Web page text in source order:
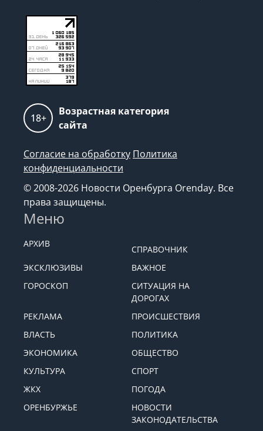
18+
Возрастная категория
сайта
Согласие на обработку Политика
конфиденциальности
© 2008-2026 Новости Оренбурга Orenday. Все
права защищены.
Меню
АРХИВ
СПРАВОЧНИК
ЭКСКЛЮЗИВЫ
ВАЖНОЕ
ГОРОСКОП
СИТУАЦИЯ НА
ДОРОГАХ
РЕКЛАМА
ПРОИСШЕСТВИЯ
ВЛАСТЬ
ПОЛИТИКА
ЭКОНОМИКА
ОБЩЕСТВО
КУЛЬТУРА
СПОРТ
ЖКХ
ПОГОДА
ОРЕНБУРЖЬЕ
НОВОСТИ
ЗАКОНОДАТЕЛЬСТВА